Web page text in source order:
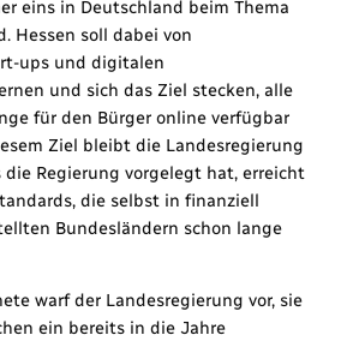
eins in Deutschland beim Thema
Hessen soll dabei von
ups und digitalen
und sich das Ziel stecken, alle
für den Bürger online verfügbar
Ziel bleibt die Landesregierung
Regierung vorgelegt hat, erreicht
die selbst in finanziell
Bundesländern schon lange
warf der Landesregierung vor, sie
ein bereits in die Jahre